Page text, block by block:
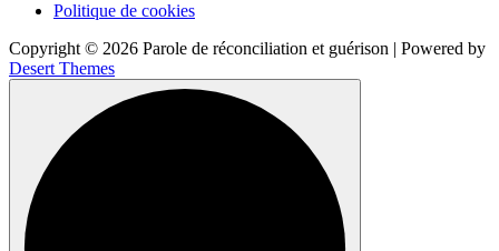
Politique de cookies
Copyright © 2026 Parole de réconciliation et guérison | Powered by
Desert Themes